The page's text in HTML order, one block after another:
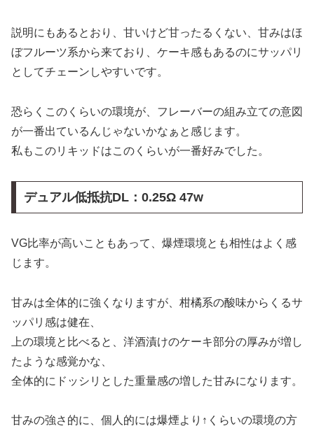
説明にもあるとおり、甘いけど甘ったるくない、甘みはほ
ぼフルーツ系から来ており、ケーキ感もあるのにサッパリ
としてチェーンしやすいです。
恐らくこのくらいの環境が、フレーバーの組み立ての意図
が一番出ているんじゃないかなぁと感じます。
私もこのリキッドはこのくらいが一番好みでした。
デュアル低抵抗DL：0.25Ω 47w
VG比率が高いこともあって、爆煙環境とも相性はよく感
じます。
甘みは全体的に強くなりますが、柑橘系の酸味からくるサ
ッパリ感は健在、
上の環境と比べると、洋酒漬けのケーキ部分の厚みが増し
たような感覚かな、
全体的にドッシリとした重量感の増した甘みになります。
甘みの強さ的に、個人的には爆煙より↑くらいの環境の方